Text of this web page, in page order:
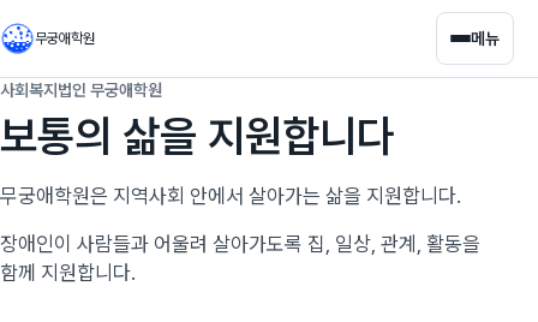
무궁애학원 메뉴
사회복지법인 무궁애학원
보통의 삶을 지원합니다
무궁애학원은 지역사회 안에서 살아가는 삶을 지원합니다.
장애인이 사람들과 어울려 살아가도록 집, 일상, 관계, 활동을
함께 지원합니다.